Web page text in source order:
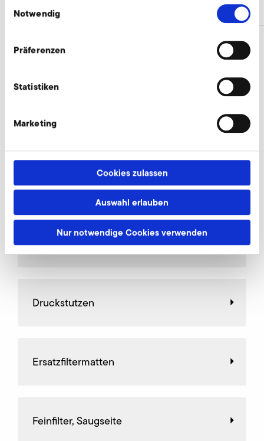
Notwendig
Präferenzen
Statistiken
Marketing
Cookies zulassen
Auswahl erlauben
Nur notwendige Cookies verwenden
Materialnummer AirKnife
Wir beraten individuell und nach Bedarf. Unsere
Weiteres Zubehör für 2D 05
Drosselklappen
Druckstutzen
Ersatzfiltermatten
Feinfilter, Saugseite